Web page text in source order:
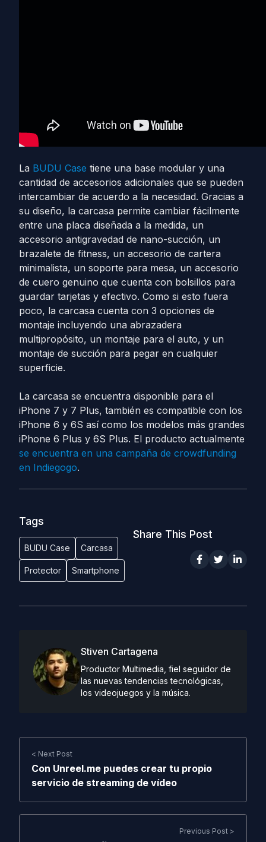
La BUDU Case tiene una base modular y una
cantidad de accesorios adicionales que se pueden
intercambiar de acuerdo a la necesidad. Gracias a
su diseño, la carcasa permite cambiar fácilmente
entre una placa diseñada a la medida, un
accesorio antigravedad de nano-succión, un
brazalete de fitness, un accesorio de cartera
minimalista, un soporte para mesa, un accesorio
de cuero genuino que cuenta con bolsillos para
guardar tarjetas y efectivo. Como si esto fuera
poco, la carcasa cuenta con 3 opciones de
montaje incluyendo una abrazadera
multipropósito, un montaje para el auto, y un
montaje de succión para pegar en cualquier
superficie.
La carcasa se encuentra disponible para el
iPhone 7 y 7 Plus, también es compatible con los
iPhone 6 y 6S así como los modelos más grandes
iPhone 6 Plus y 6S Plus. El producto actualmente
se encuentra en una campaña de crowdfunding
en Indiegogo.
Tags
BUDU Case Carcasa
Protector Smartphone
Share This Post
Stiven Cartagena
Productor Multimedia, fiel seguidor de
las nuevas tendencias tecnológicas,
los videojuegos y la música.
< Next Post
Con Unreel.me puedes crear tu propio
servicio de streaming de vídeo
Previous Post >